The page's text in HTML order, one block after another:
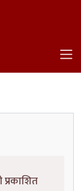
प्रकाशित